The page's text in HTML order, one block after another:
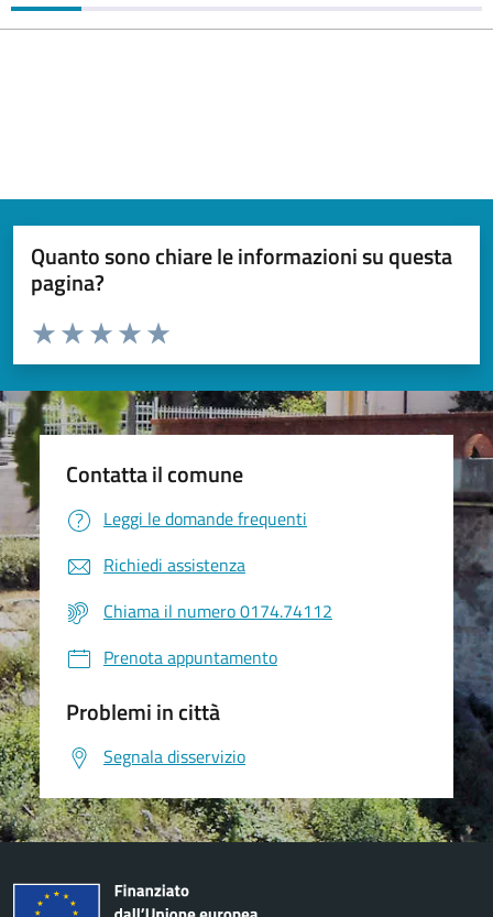
Quanto sono chiare le informazioni su questa
pagina?
Valuta da 1 a 5 stelle la pagina
Valuta 5 stelle su 5
Valuta 4 stelle su 5
Valuta 3 stelle su 5
Valuta 2 stelle su 5
Valuta 1 stelle su 5
Contatta il comune
Leggi le domande frequenti
Richiedi assistenza
Chiama il numero 0174.74112
Prenota appuntamento
Problemi in città
Segnala disservizio